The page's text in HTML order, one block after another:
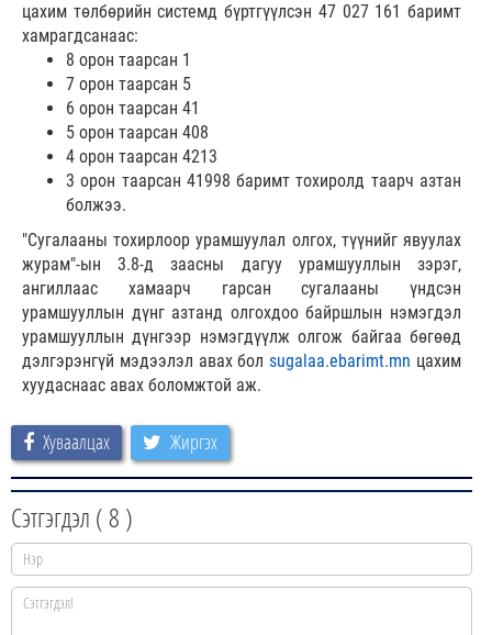
цахим төлбөрийн системд бүртгүүлсэн 47 027 161 баримт
хамрагдсанаас:
8 орон таарсан 1
7 орон таарсан 5
6 орон таарсан 41
5 орон таарсан 408
4 орон таарсан 4213
3 орон таарсан 41998 баримт тохиролд таарч азтан
болжээ.
"Сугалааны тохирлоор урамшуулал олгох, түүнийг явуулах
журам"-ын 3.8-д заасны дагуу урамшууллын зэрэг,
ангиллаас хамаарч гарсан сугалааны үндсэн
урамшууллын дүнг азтанд олгохдоо байршлын нэмэгдэл
урамшууллын дүнгээр нэмэгдүүлж олгож байгаа бөгөөд
дэлгэрэнгүй мэдээлэл авах болsugalaa.ebarimt.mn цахим
хуудаснаас авах боломжтой аж.
Хуваалцах Жиргэх
Сэтгэгдэл (8 )